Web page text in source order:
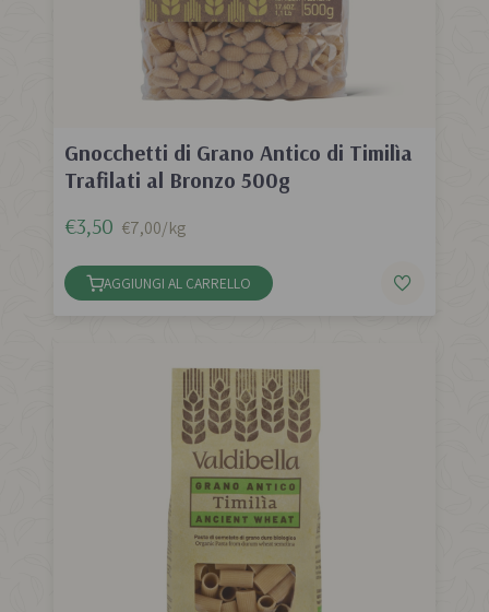
Gnocchetti di Grano Antico di Timilìa
Trafilati al Bronzo 500g
€3,50 €7,00/kg
AGGIUNGI AL CARRELLO